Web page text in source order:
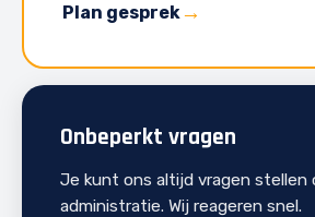
Plan gesprek
Onbeperkt vragen
Je kunt ons altijd vragen stellen
administratie. Wij reageren snel.